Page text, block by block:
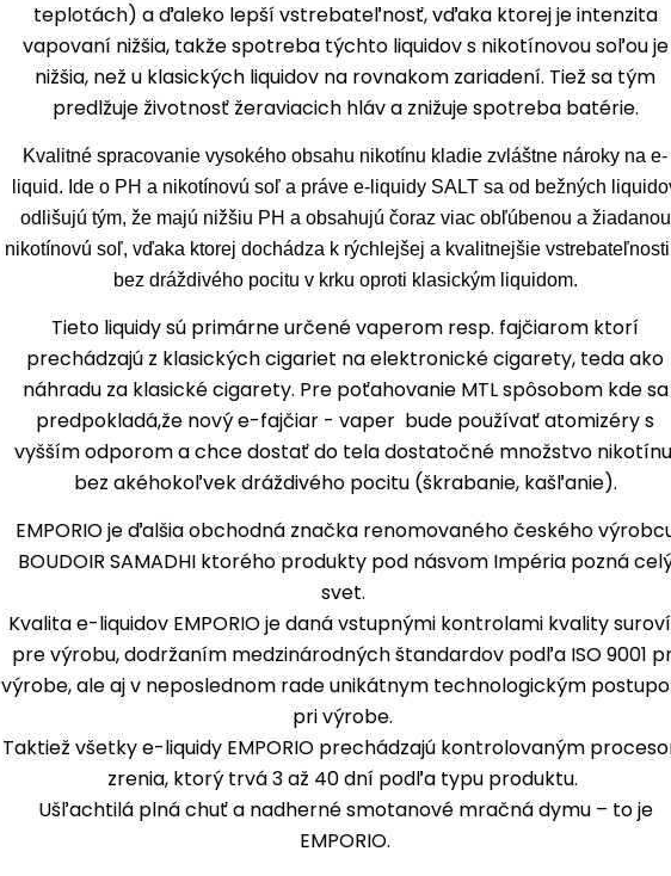
teplotách) a ďaleko lepší vstrebateľnosť, vďaka ktorej je intenzita
vapovaní nižšia, takže spotreba týchto liquidov s nikotínovou soľou je
nižšia, než u klasických liquidov na rovnakom zariadení. Tiež sa tým
predlžuje životnosť žeraviacich hláv a znižuje spotreba batérie.
Kvalitné spracovanie vysokého obsahu nikotínu kladie zvláštne nároky na e-
liquid. Ide o PH a nikotínovú soľ a práve e-liquidy SALT sa od bežných
odlišujú tým, že majú nižšiu PH a obsahujú čoraz viac obľúbenou a žiadanou
nikotínovú soľ, vďaka ktorej dochádza k rýchlejšej a kvalitnejšie
bez dráždivého pocitu v krku oproti klasickým liquidom.
Tieto liquidy sú primárne určené vaperom resp. fajčiarom ktorí
prechádzajú z klasických cigariet na elektronické cigarety, teda ako
náhradu za klasické cigarety. Pre poťahovanie MTL spôsobom kde sa
predpokladá,že nový e-fajčiar - vaper bude používať atomizéry s
vyšším odporom a chce dostať do tela dostatočné množstvo
bez akéhokoľvek dráždivého pocitu (škrabanie, kašľanie).
EMPORIO je ďalšia obchodná značka renomovaného českého
BOUDOIR SAMADHI ktorého produkty pod násvom Impéria pozná
svet.
Kvalita e-liquidov EMPORIO je daná vstupnými kontrolami kvality
pre výrobu, dodržaním medzinárodných štandardov podľa ISO 9001
výrobe, ale aj v neposlednom rade unikátnym technologickým
pri výrobe.
Taktiež všetky e-liquidy EMPORIO prechádzajú kontrolovaným
zrenia, ktorý trvá 3 až 40 dní podľa typu produktu.
Ušľachtilá plná chuť a nadherné smotanové mračná dymu – to je
EMPORIO.